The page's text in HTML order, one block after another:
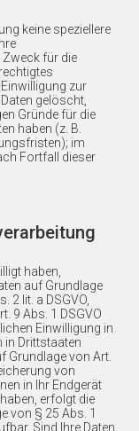
keine speziellere
Zweck für die
zur
gelöscht,
Gründe für die
haben (z. B.
im
Fortfall dieser
haben,
auf Grundlage
2 lit. a DSGVO,
9 Abs. 1 DSGVO
Einwilligung in
in Drittstaaten
Grundlage von Art.
von
in Ihr Endgerät
erfolgt die
von § 25 Abs. 1
Sind Ihre Daten